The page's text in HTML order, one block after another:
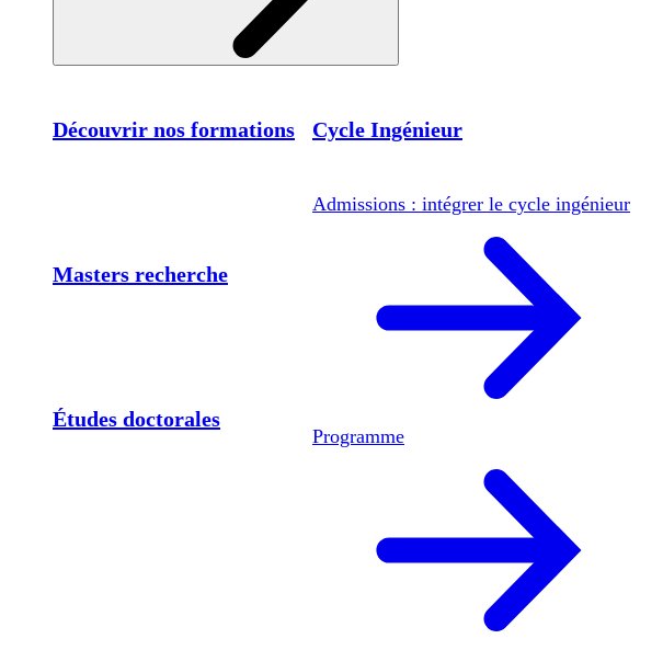
Découvrir nos formations Cycle Ingénieur
Admissions : intégrer le cycle ingénieur
Programme
Masters recherche
Études doctorales